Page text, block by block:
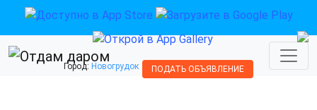
Город: Новогрудок ПОДАТЬ ОБЪЯВЛЕНИЕ